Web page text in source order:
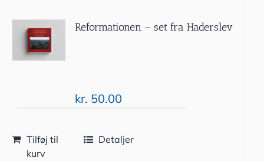
Reformationen – set fra Haderslev
kr. 50.00
Tilføj til
kurv
Detaljer